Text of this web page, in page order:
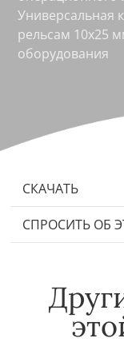
Универсальная
рельсам 10х25
оборудования
СКАЧАТЬ
СПРОСИТЬ ОБ